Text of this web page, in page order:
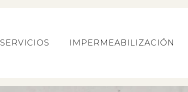
SERVICIOS IMPERMEABILIZACIÓN